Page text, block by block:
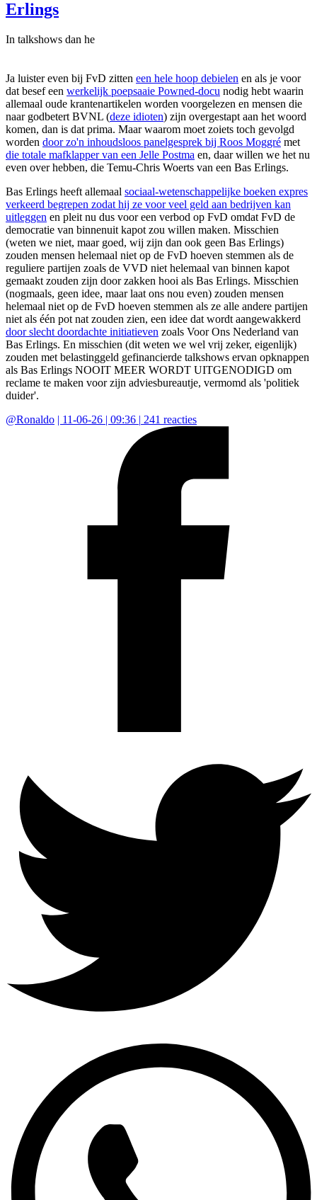
Erlings
In talkshows dan he
Ja luister even bij FvD zitten een hele hoop debielen en als je voor
dat besef een werkelijk poepsaaie Powned-docu nodig hebt waarin
allemaal oude krantenartikelen worden voorgelezen en mensen die
naar godbetert BVNL (deze idioten) zijn overgestapt aan het woord
komen, dan is dat prima. Maar waarom moet zoiets toch gevolgd
worden door zo'n inhoudsloos panelgesprek bij Roos Moggré met
die totale mafklapper van een Jelle Postma en, daar willen we het nu
even over hebben, die Temu-Chris Woerts van een Bas Erlings.
Bas Erlings heeft allemaal sociaal-wetenschappelijke boeken expres
verkeerd begrepen zodat hij ze voor veel geld aan bedrijven kan
uitleggen en pleit nu dus voor een verbod op FvD omdat FvD de
democratie van binnenuit kapot zou willen maken. Misschien
(weten we niet, maar goed, wij zijn dan ook geen Bas Erlings)
zouden mensen helemaal niet op de FvD hoeven stemmen als de
reguliere partijen zoals de VVD niet helemaal van binnen kapot
gemaakt zouden zijn door zakken hooi als Bas Erlings. Misschien
(nogmaals, geen idee, maar laat ons nou even) zouden mensen
helemaal niet op de FvD hoeven stemmen als ze alle andere partijen
niet als één pot nat zouden zien, een idee dat wordt aangewakkerd
door slecht doordachte initiatieven zoals Voor Ons Nederland van
Bas Erlings. En misschien (dit weten we wel vrij zeker, eigenlijk)
zouden met belastinggeld gefinancierde talkshows ervan opknappen
als Bas Erlings NOOIT MEER WORDT UITGENODIGD om
reclame te maken voor zijn adviesbureautje, vermomd als 'politiek
duider'.
@Ronaldo | 11-06-26 | 09:36 | 241 reacties